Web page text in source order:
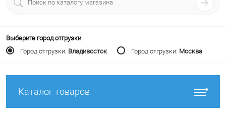
Выберите город отгрузки
Город отгрузки: Владивосток Город отгрузки: Москва
Каталог товаров